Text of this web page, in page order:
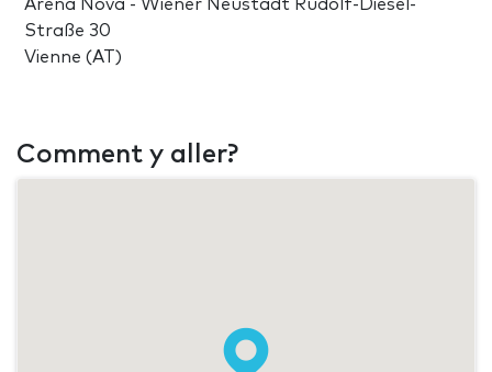
Arena Nova - Wiener Neustadt Rudolf-Diesel-
Straße 30
Vienne (AT)
Comment y aller?